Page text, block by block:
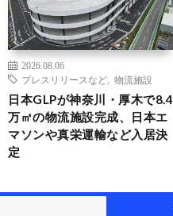
2026.08.06
プレスリリースなど
物流施設
日本GLPが神奈川・厚木で8.4
万㎡の物流施設完成、日本エ
マソンや真栄運輸など入居決
定